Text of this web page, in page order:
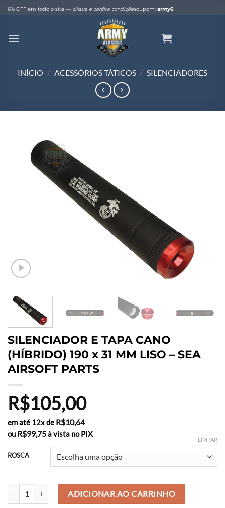
Skip6% OFF em todo o site — clique e confira condiçõescupom: army6
INÍCIO / ACESSÓRIOS TÁTICOS / SILENCIADORES
SILENCIADOR E TAPA CANO
(HÍBRIDO) 190 x 31 MM LISO – SEA
AIRSOFT PARTS
R$105,00
em até 12x de R$10,64
ou R$99,75à vista no PIX
ROSCA
LIMPAR
SILENCIADOR E TAPA CANO (HÍBRIDO) 190 x 31 MM LISO - SEA
ADICIONAR AO CARRINHO